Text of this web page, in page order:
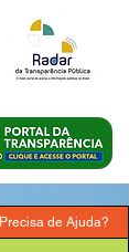
Precisa de Ajuda?